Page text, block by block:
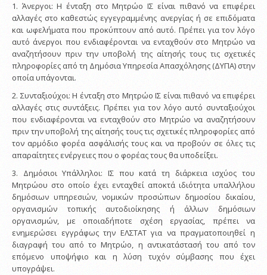
1. Άνεργοι: Η ένταξη στο Μητρώο ΙΣ είναι πιθανό να επιφέρει
αλλαγές στο καθεστώς εγγεγραμμένης ανεργίας ή σε επιδόματα
και ωφελήματα που προκύπτουν από αυτό. Πρέπει για τον λόγο
αυτό άνεργοι που ενδιαφέρονται να ενταχθούν στο Μητρώο να
αναζητήσουν πριν την υποβολή της αίτησής τους τις σχετικές
πληροφορίες από τη Δημόσια Υπηρεσία Απασχόλησης (ΔΥΠΑ) στην
οποία υπάγονται.
2. Συνταξιούχοι: Η ένταξη στο Μητρώο ΙΣ είναι πιθανό να επιφέρει
αλλαγές στις συντάξεις. Πρέπει για τον λόγο αυτό συνταξιούχοι
που ενδιαφέρονται να ενταχθούν στο Μητρώο να αναζητήσουν
πριν την υποβολή της αίτησής τους τις σχετικές πληροφορίες από
τον αρμόδιο φορέα ασφάλισής τους και να προβούν σε όλες τις
απαραίτητες ενέργειες που ο φορέας τους θα υποδείξει.
3. Δημόσιοι Υπάλληλοι: ΙΣ που κατά τη διάρκεια ισχύος του
Μητρώου στο οποίο έχει ενταχθεί αποκτά ιδιότητα υπαλλήλου
δημόσιων υπηρεσιών, νομικών προσώπων δημοσίου δικαίου,
οργανισμών τοπικής αυτοδιοίκησης ή άλλων δημόσιων
οργανισμών, με οποιαδήποτε σχέση εργασίας, πρέπει να
ενημερώσει εγγράφως την ΕΛΣΤΑΤ για να πραγματοποιηθεί η
διαγραφή του από το Μητρώο, η αντικατάστασή του από τον
επόμενο υποψήφιο και η λύση τυχόν σύμβασης που έχει
υπογράψει.